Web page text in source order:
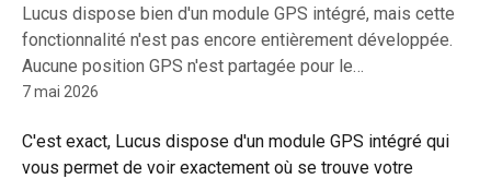
Lucus dispose bien d'un module GPS intégré, mais cette
fonctionnalité n'est pas encore entièrement développée.
Aucune position GPS n'est partagée pour le…
7 mai 2026
C'est exact, Lucus dispose d'un module GPS intégré qui
vous permet de voir exactement où se trouve votre